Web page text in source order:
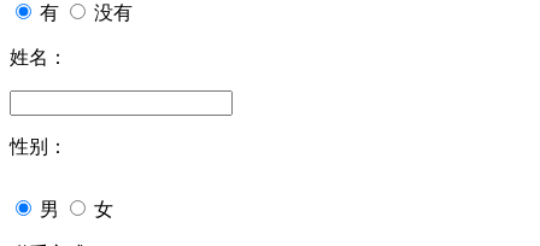
有 没有
姓名：
性别：
男 女